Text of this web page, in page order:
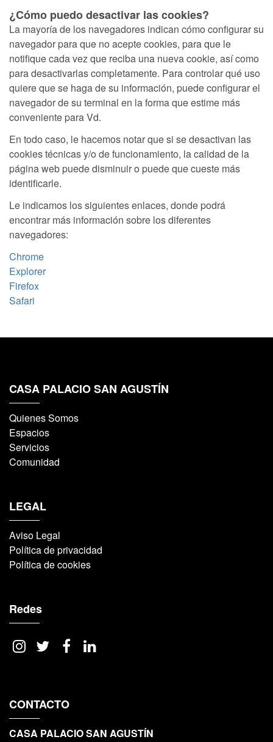
¿Cómo puedo desactivar las cookies?
La mayoría de los navegadores indican cómo configurar su
navegador para que no acepte cookies, para que le
notifique cada vez que reciba una nueva cookie, así como
para desactivarlas completamente. Para controlar qué uso
quiere que se haga de su información, puede configurar el
navegador de su terminal en la forma que estime más
conveniente para Vd.
En todo caso, le hacemos notar que si se desactivan las
cookies técnicas y/o de funcionamiento, la calidad de la
página web puede disminuir o puede que cueste más
identificarle.
Le indicamos los siguientes enlaces, donde podrá
encontrar más información sobre los diferentes
navegadores:
Chrome
Explorer
Firefox
Safari
CASA PALACIO SAN AGUSTÍN
Quienes Somos
Espacios
Servicios
Comunidad
LEGAL
Aviso Legal
Política de privacidad
Política de cookies
Redes
CONTACTO
CASA PALACIO SAN AGUSTÍN